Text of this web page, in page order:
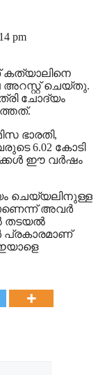
pm
കത്യാലിനെ
അറസ്റ്റ് ചെയ്തു.
ചോദ്യം
ഭാരതി,
6.02 കോടി
ഈ വര്‍ഷം
ചെയ്യലിനുള്ള
അവര്‍
തടയല്‍
പ്രകാരമാണ്